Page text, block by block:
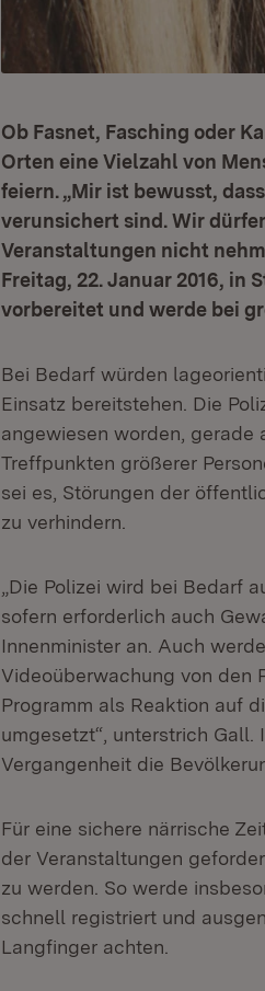
Ob Fasnet, Fasching oder
Orten eine Vielzahl von
feiern. „Mir ist bewusst,
verunsichert sind. Wir
Veranstaltungen nicht
Freitag, 22. Januar 2016, in
vorbereitet und werde bei
Bei Bedarf würden
Einsatz bereitstehen. Die
angewiesen worden, gerade
Treffpunkten größerer
sei es, Störungen der
zu verhindern.
„Die Polizei wird bei Bedarf
sofern erforderlich auch
Innenminister an. Auch
Videoüberwachung von den
Programm als Reaktion auf
umgesetzt“, unterstrich
Vergangenheit die
Für eine sichere närrische
der Veranstaltungen
zu werden. So werde
schnell registriert und
Langfinger achten.